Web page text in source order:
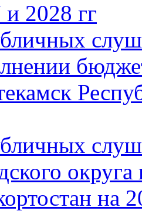
2028 гг
на